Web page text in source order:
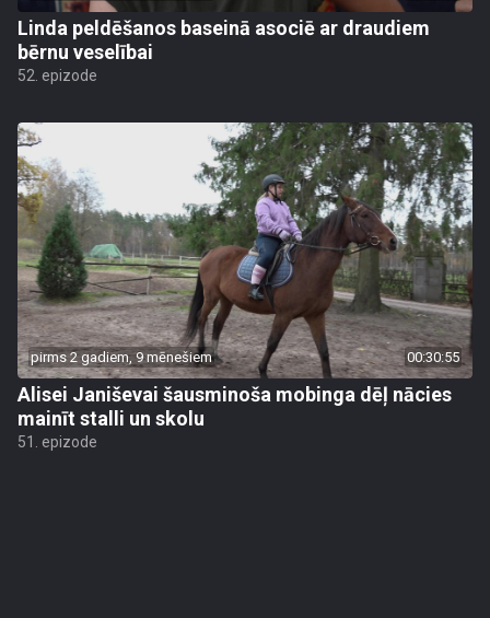
Linda peldēšanos baseinā asociē ar draudiem
bērnu veselībai
52. epizode
pirms 2 gadiem, 9 mēnešiem 00:30:55
Alisei Janiševai šausminoša mobinga dēļ nācies
mainīt stalli un skolu
51. epizode